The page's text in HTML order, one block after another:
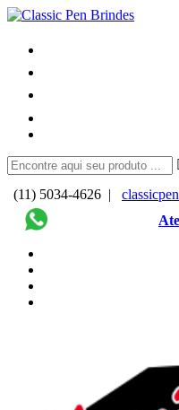
(11) 5034-4626 |